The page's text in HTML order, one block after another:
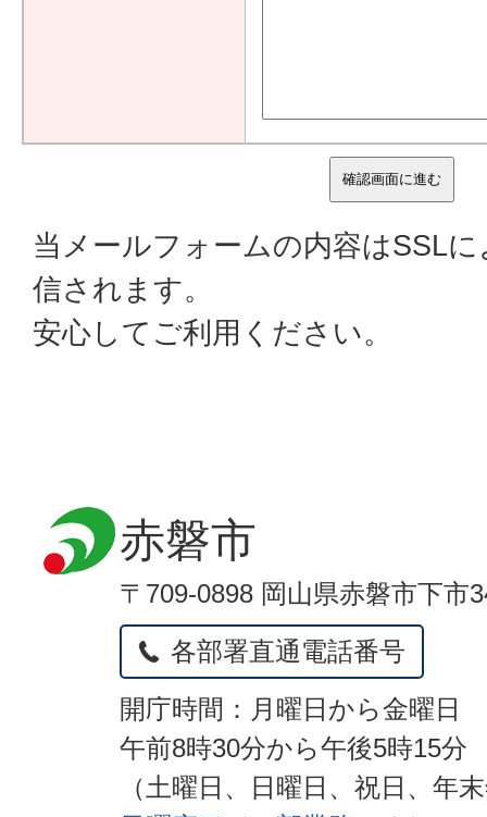
当メールフォームの内容はSSL
信されます。
安心してご利用ください。
赤磐市
〒709-0898 岡山県赤磐市下市
各部署直通電話番号
開庁時間：月曜日から金曜日
午前8時30分から午後5時15分
（土曜日、日曜日、祝日、年